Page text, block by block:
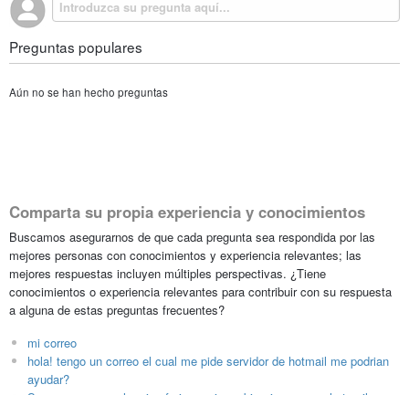
Preguntas populares
Aún no se han hecho preguntas
Comparta su propia experiencia y conocimientos
Buscamos asegurarnos de que cada pregunta sea respondida por las
mejores personas con conocimientos y experiencia relevantes; las
mejores respuestas incluyen múltiples perspectivas. ¿Tiene
conocimientos o experiencia relevantes para contribuir con su respuesta
a alguna de estas preguntas frecuentes?
mi correo
hola! tengo un correo el cual me pide servidor de hotmail me podrian
ayudar?